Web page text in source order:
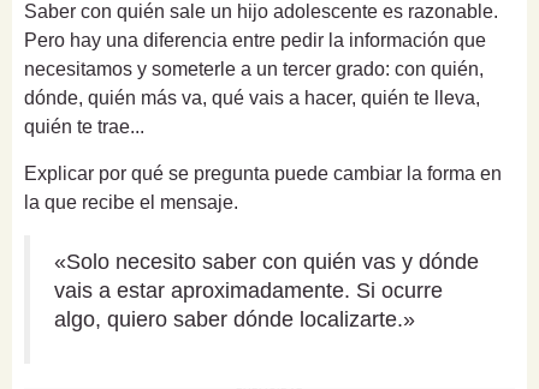
Saber con quién sale un hijo adolescente es razonable.
Pero hay una diferencia entre pedir la información que
necesitamos y someterle a un tercer grado: con quién,
dónde, quién más va, qué vais a hacer, quién te lleva,
quién te trae...
Explicar por qué se pregunta puede cambiar la forma en
la que recibe el mensaje.
«Solo necesito saber con quién vas y dónde
vais a estar aproximadamente. Si ocurre
algo, quiero saber dónde localizarte.»